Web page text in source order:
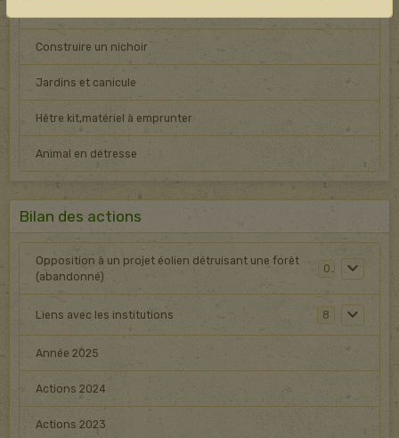
Construire un nichoir
Jardins et canicule
Hêtre kit,matériel à emprunter
Animal en détresse
Bilan des actions
Opposition à un projet éolien détruisant une forêt
(abandonné)
0
Liens avec les institutions 8
Année 2025
Actions 2024
Actions 2023